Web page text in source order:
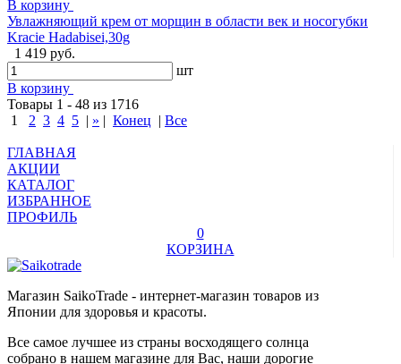
В корзину
Увлажняющий крем от морщин в области век и носогубки
Kracie Hadabisei,30g
1 419 руб.
шт
В корзину
Товары 1 - 48 из 1716
1
2 3 4 5 | » | Конец | Все
ГЛАВНАЯ
АКЦИИ
КАТАЛОГ
ИЗБРАННОЕ
ПРОФИЛЬ
0
КОРЗИНА
Магазин SaikoTrade - интернет-магазин товаров из
Японии для здоровья и красоты.
Все самое лучшее из страны восходящего солнца
собрано в нашем магазине для Вас, наши дорогие